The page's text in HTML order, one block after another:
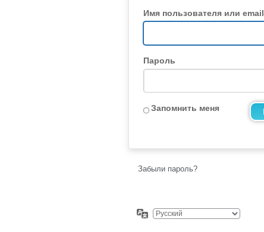
Имя пользователя или email
Пароль
Запомнить меня
Забыли пароль?